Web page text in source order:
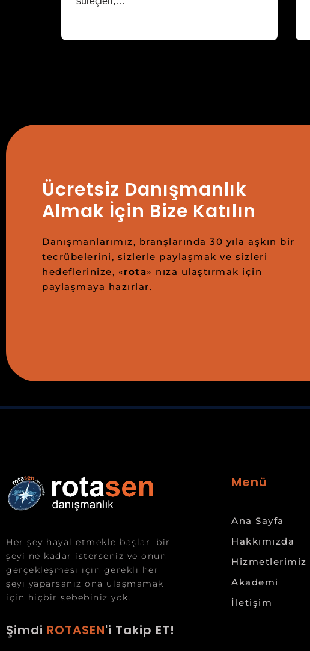
Ücretsiz Danışmanlık
Almak İçin Bize Katılın
Danışmanlarımız, branşlarında 30 yıla aşkın bir
tecrübelerini, sizlerle paylaşmak ve sizleri
hedeflerinize, «rota» nıza ulaştırmak için
paylaşmaya hazırlar.
Her şey hayal etmekle başlar, bir
şeyi ne kadar isterseniz ve onun
gerçekleşmesi için gerekli her
şeyi yaparsanız ona ulaşmamak
için hiçbir sebebiniz yok.
Şimdi ROTASEN'i Takip ET!
Menü
Ana Sayfa
Hakkımızda
Hizmetlerimiz
Akademi
İletişim